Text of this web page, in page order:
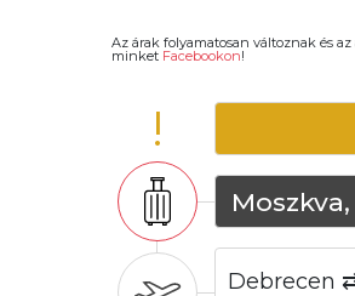
Az árak folyamatosan változnak és
minket Facebookon!
!
Debrecen